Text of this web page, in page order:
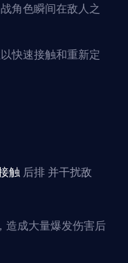
角色瞬间在敌人之
快速接触和重新定
触 后排 并干扰敌
造成大量爆发伤害后